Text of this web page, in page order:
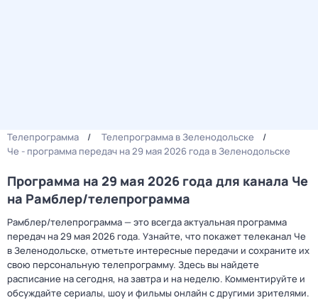
Телепрограмма
Телепрограмма в Зеленодольске
Че - программа передач на 29 мая 2026 года в Зеленодольске
Программа на 29 мая 2026 года для канала Че
на Рамблер/телепрограмма
Рамблер/телепрограмма — это всегда актуальная программа
передач на 29 мая 2026 года. Узнайте, что покажет телеканал Че
в Зеленодольске, отметьте интересные передачи и сохраните их
свою персональную телепрограмму. Здесь вы найдете
расписание на сегодня, на завтра и на неделю. Комментируйте и
обсуждайте сериалы, шоу и фильмы онлайн с другими зрителями.